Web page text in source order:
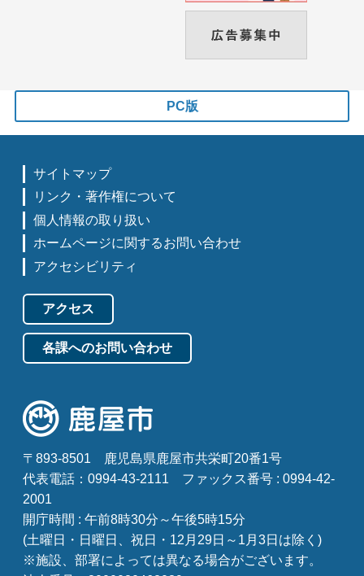
PC版
サイトマップ
リンク・著作権について
個人情報の取り扱い
ホームページに関するお問い合わせ
アクセシビリティ
アクセス
各課へのお問い合わせ
〒893-8501
鹿児島県鹿屋市共栄町20番1号
代表電話：0994-43-2111
ファックス番号 : 0994-42-
2001
開庁時間 : 午前8時30分～午後5時15分
(土曜日・日曜日、祝日・12月29日～1月3日は除く)
※施設、部署によっては異なる場合がございます。